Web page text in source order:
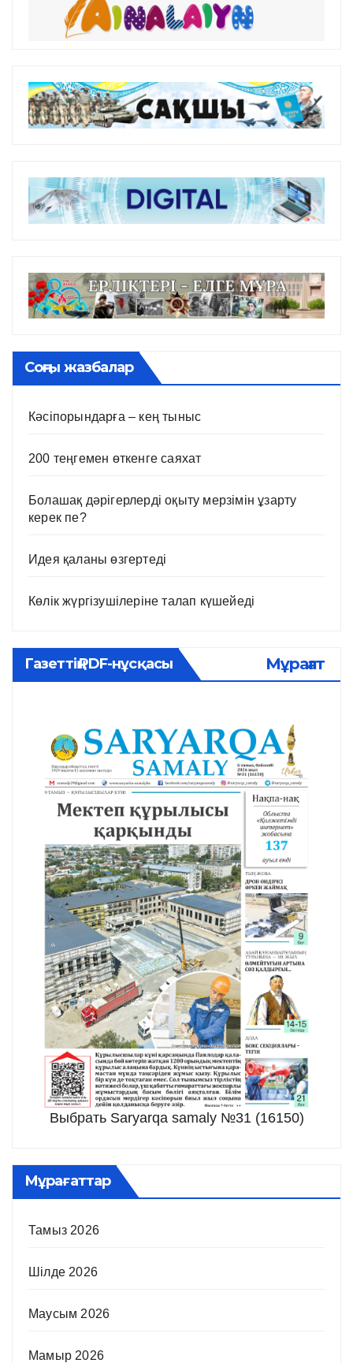
Соңғы жазбалар
Кәсіпорындарға – кең тыныс
200 теңгемен өткенге саяхат
Болашақ дәрігерлерді оқыту мерзімін ұзарту
керек пе?
Идея қаланы өзгертеді
Көлік жүргізушілеріне талап күшейеді
Газеттің PDF-нұсқасы Мұрағат
Выбрать Saryarqa samaly №31 (16150)
Мұрағаттар
Тамыз 2026
Шілде 2026
Маусым 2026
Мамыр 2026